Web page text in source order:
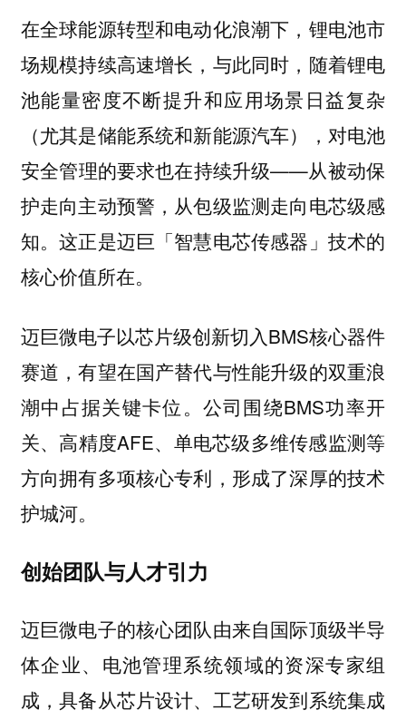
在全球能源转型和电动化浪潮下，锂电池市
场规模持续高速增长，与此同时，随着锂电
池能量密度不断提升和应用场景日益复杂
（尤其是储能系统和新能源汽车），对电池
安全管理的要求也在持续升级——从被动保
护走向主动预警，从包级监测走向电芯级感
知。这正是迈巨「智慧电芯传感器」技术的
核心价值所在。
迈巨微电子以芯片级创新切入BMS核心器件
赛道，有望在国产替代与性能升级的双重浪
潮中占据关键卡位。公司围绕BMS功率开
关、高精度AFE、单电芯级多维传感监测等
方向拥有多项核心专利，形成了深厚的技术
护城河。
创始团队与人才引力
迈巨微电子的核心团队由来自国际顶级半导
体企业、电池管理系统领域的资深专家组
成，具备从芯片设计、工艺研发到系统集成